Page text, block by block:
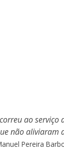
ao
não aliviaram
Pereira